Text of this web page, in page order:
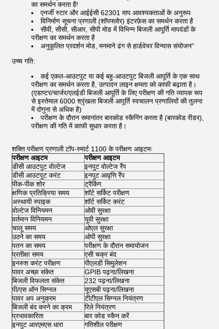
का समर्थन करता है!
एनर्जी स्टार और आईईसी 62301 माप आवश्यकताओं के अनुरूप
विनिर्माण सूचना प्रणाली (शॉपफ्लोर) इंटरफ़ेस का समर्थन करता है
सीवी, सीसी, सीआर, सीपी मोड में विभिन्न बिजली आपूर्ति मापदंडों के
परीक्षण का समर्थन करता है
अनुकूलित प्रदर्शन मोड, मनमाने ढंग से हार्डवेयर विन्यास संयोजन"
उच्च गति:
कई एकल-आउटपुट या कई बहु-आउटपुट बिजली आपूर्ति के एक साथ
परीक्षण का समर्थन करता है, उत्पादन लाइन क्षमता को काफी बढ़ाता है।
(एडाप्टर/चार्जर/एलईडी बिजली आपूर्ति के लिए परीक्षण की गति व्यापक रूप
से इस्तेमाल 6000 श्रृंखला बिजली आपूर्ति स्वचालन प्रणालियों की तुलना
में दोगुना से अधिक है)
परीक्षण के दौरान समानांतर बारकोड स्कैनिंग करता है (बारकोड रीडर),
परीक्षण की गति में काफी सुधार करता है।
शक्ति परीक्षण प्रणाली टॉप-स्मार्ट 1100 के परीक्षण आइटमः
परीक्षण आइटम
परीक्षण आइटम
डीसी आउटपुट वोल्टेज
इनपुट वोल्टेज रैंप
डीसी आउटपुट करंट
इनपुट आवृत्ति रैंप
पीक-पीक शोर
ट्रैकिंग
क्षणिक प्रतिक्रिया समय
शॉर्ट सर्किट परीक्षण
अस्थायी स्पाइक
शॉर्ट सर्किट करंट
वोल्टेज विनियमन
ओवी सुरक्षा
वर्तमान विनियमन
यूवी सुरक्षा
चालू समय
ओएल सुरक्षा
उठने का समय
ओपी सुरक्षा
पतन का समय
परीक्षण के दौरान समायोजन
प्रतीक्षा समय
एसी चक्र बंद
इनरुश करंट परीक्षण
पीएलडी सिमुलेशन
पावर अच्छा संकेत
GPIB पढ़ना/लिखना
बिजली विफलता संकेत
232 पढ़ना/लिखना
पी/एस ऑन सिग्नल
यूएसबी पढ़ना/लिखना
पावर अप अनुक्रम
टीटीएल सिग्नल नियंत्रण
बिजली बंद करने का क्रम
रिले नियंत्रण
प्रभावकारिता
बार कोड स्कैन करें
इनपुट आरएमएस धारा
गतिशील परीक्षण